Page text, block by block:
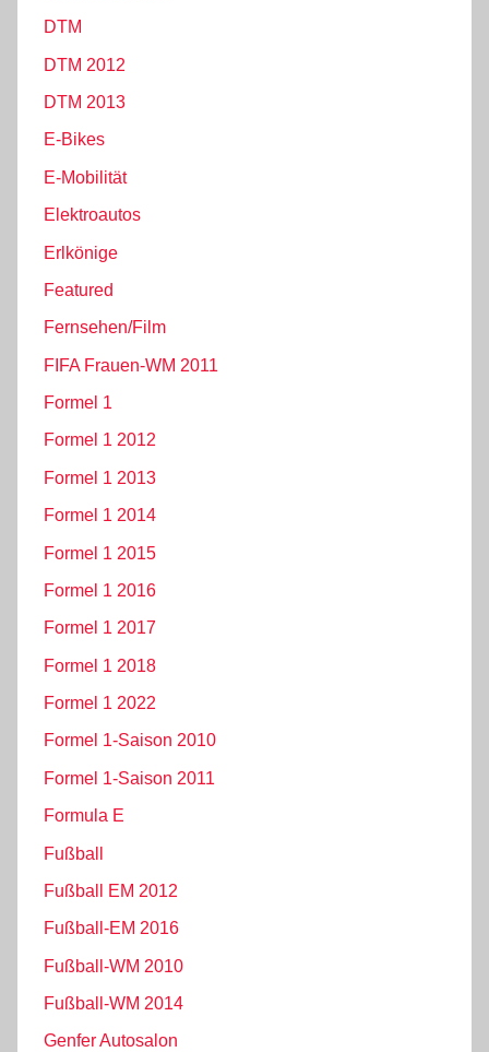
DTM
DTM 2012
DTM 2013
E-Bikes
E-Mobilität
Elektroautos
Erlkönige
Featured
Fernsehen/Film
FIFA Frauen-WM 2011
Formel 1
Formel 1 2012
Formel 1 2013
Formel 1 2014
Formel 1 2015
Formel 1 2016
Formel 1 2017
Formel 1 2018
Formel 1 2022
Formel 1-Saison 2010
Formel 1-Saison 2011
Formula E
Fußball
Fußball EM 2012
Fußball-EM 2016
Fußball-WM 2010
Fußball-WM 2014
Genfer Autosalon